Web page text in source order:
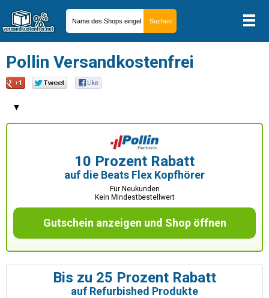
Pollin Versandkostenfrei
▼
10 Prozent Rabatt
auf die Beats Flex Kopfhörer
Für Neukunden
Kein Mindestbestellwert
Gutschein anzeigen und Shop öffnen
Bis zu 25 Prozent Rabatt
auf Refurbished Produkte